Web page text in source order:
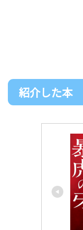
紹介した本